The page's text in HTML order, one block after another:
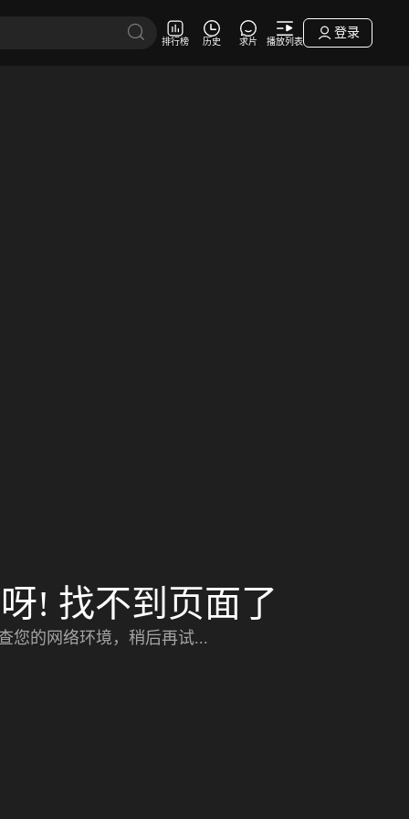
排行榜 历史 求片 播放列表
登录
! 找不到页面了
您的网络环境，稍后再试...